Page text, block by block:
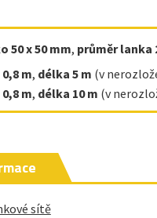
50 x 50 mm, průměr lanka
m, délka 5 m (v
m, délka 10 m (v
sítě